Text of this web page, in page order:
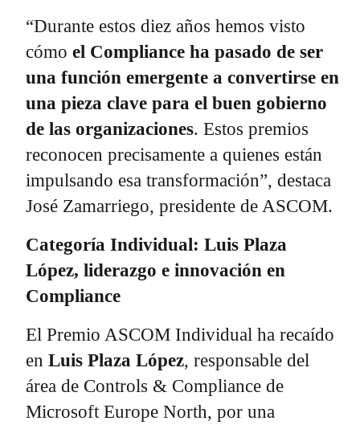
“Durante estos diez años hemos visto
cómo el Compliance ha pasado de ser
una función emergente a convertirse en
una pieza clave para el buen gobierno
de las organizaciones. Estos premios
reconocen precisamente a quienes están
impulsando esa transformación”, destaca
José Zamarriego, presidente de ASCOM.
Categoría Individual: Luis Plaza
López, liderazgo e innovación en
Compliance
El Premio ASCOM Individual ha recaído
en Luis Plaza López, responsable del
área de Controls & Compliance de
Microsoft Europe North, por una